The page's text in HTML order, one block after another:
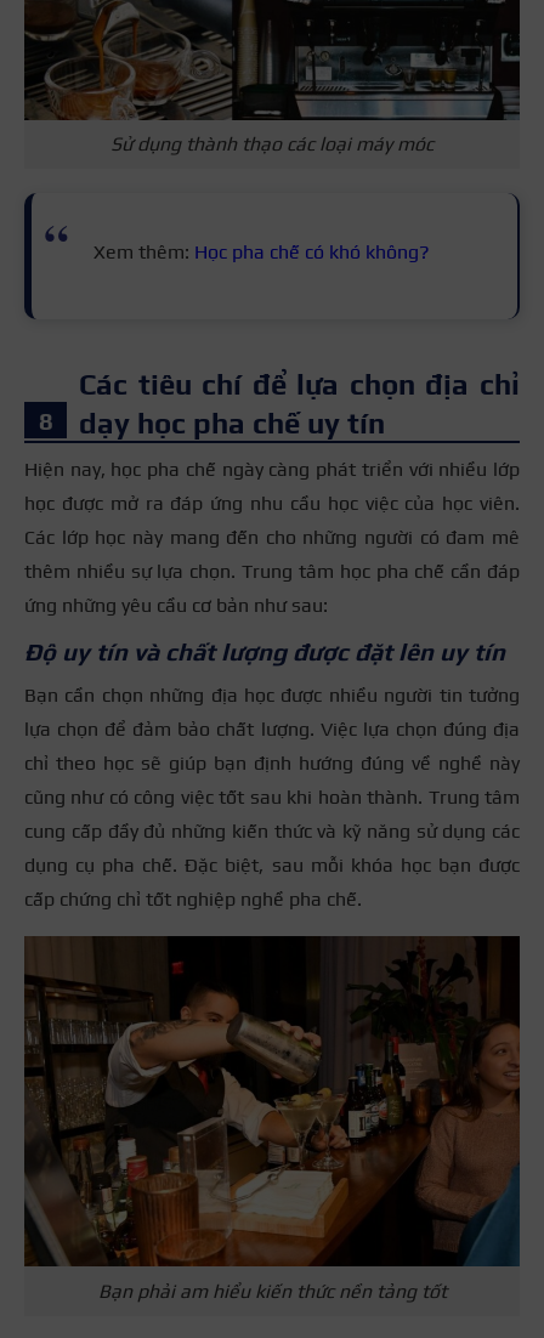
Sử dụng thành thạo các loại máy móc
Xem thêm: Học pha chế có khó không?
Các tiêu chí để lựa chọn địa chỉ
dạy học pha chế uy tín
Hiện nay, học pha chế ngày càng phát triển với nhiều lớp
học được mở ra đáp ứng nhu cầu học việc của học viên.
Các lớp học này mang đến cho những người có đam mê
thêm nhiều sự lựa chọn. Trung tâm học pha chế cần đáp
ứng những yêu cầu cơ bản như sau:
Độ uy tín và chất lượng được đặt lên uy tín
Bạn cần chọn những địa học được nhiều người tin tưởng
lựa chọn để đảm bảo chất lượng. Việc lựa chọn đúng địa
chỉ theo học sẽ giúp bạn định hướng đúng về nghề này
cũng như có công việc tốt sau khi hoàn thành. Trung tâm
cung cấp đầy đủ những kiến thức và kỹ năng sử dụng các
dụng cụ pha chế. Đặc biệt, sau mỗi khóa học bạn được
cấp chứng chỉ tốt nghiệp nghề pha chế.
Bạn phải am hiểu kiến thức nền tảng tốt